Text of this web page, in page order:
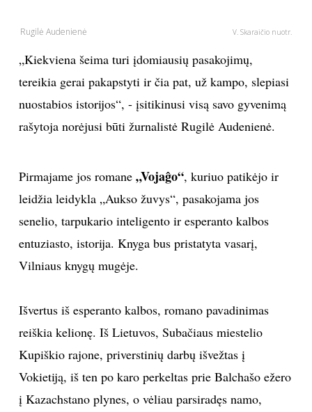
KULTŪRA
LAISVALAIKIS
TEATRAS
SPORTAS
FOTOGRAFIJA
MENAS
ORAI
ĮDOMYBĖS
Rugilė Audenienė V. Skaraičio nuotr.
„Kiekviena šeima turi įdomiausių pasakojimų,
tereikia gerai pakapstyti ir čia pat, už kampo, slepiasi
nuostabios istorijos“, - įsitikinusi visą savo gyvenimą
rašytoja norėjusi būti žurnalistė Rugilė Audenienė.
Pirmajame jos romane „Vojaĝo“, kuriuo patikėjo ir
leidžia leidykla „Aukso žuvys“, pasakojama jos
senelio, tarpukario inteligento ir esperanto kalbos
entuziasto, istorija. Knyga bus pristatyta vasarį,
Vilniaus knygų mugėje.
Išvertus iš esperanto kalbos, romano pavadinimas
reiškia kelionę. Iš Lietuvos, Subačiaus miestelio
Kupiškio rajone, priverstinių darbų išvežtas į
Vokietiją, iš ten po karo perkeltas prie Balchašo ežero
į Kazachstano plynes, o vėliau parsiradęs namo,